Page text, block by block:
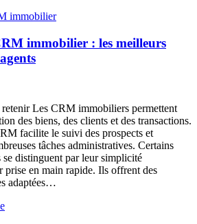
immobilier : les meilleurs
Les CRM immobiliers permettent
des biens, des clients et des transactions.
facilite le suivi des prospects et
tâches administratives. Certains
distinguent par leur simplicité
prise en main rapide. Ils offrent des
adaptées…